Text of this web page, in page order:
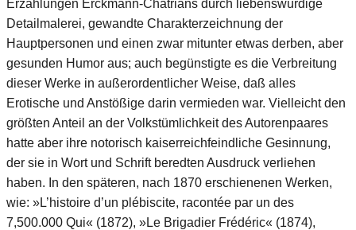
Erzählungen Erckmann-Chatrians durch liebenswürdige
Detailmalerei, gewandte Charakterzeichnung der
Hauptpersonen und einen zwar mitunter etwas derben, aber
gesunden Humor aus; auch begünstigte es die Verbreitung
dieser Werke in außerordentlicher Weise, daß alles
Erotische und Anstößige darin vermieden war. Vielleicht den
größten Anteil an der Volkstümlichkeit des Autorenpaares
hatte aber ihre notorisch kaiserreichfeindliche Gesinnung,
der sie in Wort und Schrift beredten Ausdruck verliehen
haben. In den späteren, nach 1870 erschienenen Werken,
wie: »L’histoire d’un plébiscite, racontée par un des
7,500.000 Qui« (1872), »Le Brigadier Frédéric« (1874),